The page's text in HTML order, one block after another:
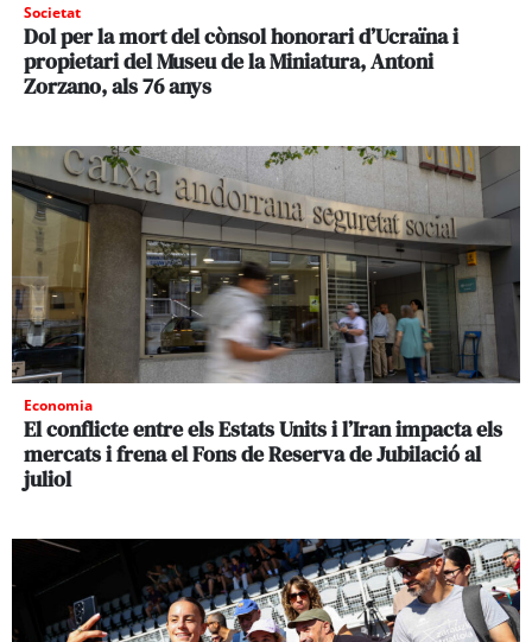
Societat
Dol per la mort del cònsol honorari d’Ucraïna i
propietari del Museu de la Miniatura, Antoni
Zorzano, als 76 anys
Economia
El conflicte entre els Estats Units i l’Iran impacta els
mercats i frena el Fons de Reserva de Jubilació al
juliol